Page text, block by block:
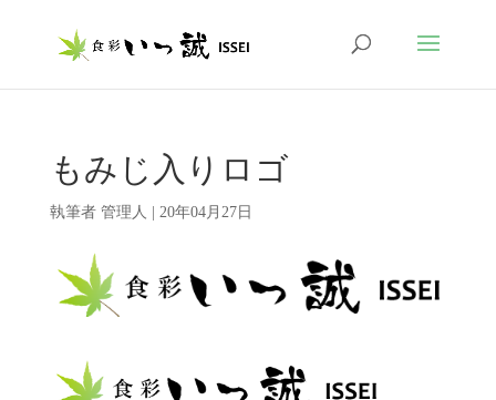
もみじ入りロゴ
執筆者 管理人 20年04月27日